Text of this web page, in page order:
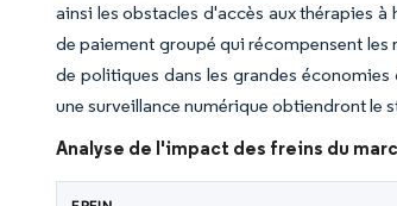
ainsi les obstacles d'accès aux thérapies
de paiement groupé qui récompensent
de politiques dans les grandes
une surveillance numérique obtiendront le
Analyse de l'impact des freins du